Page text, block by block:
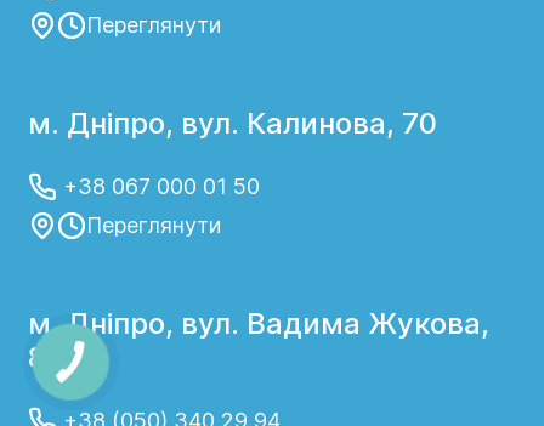
Переглянути
м. Дніпро, вул. Калинова, 70
+38 067 000 01 50
Переглянути
м. Дніпро, вул. Вадима Жукова,
8а
+38 (050) 340 29 94